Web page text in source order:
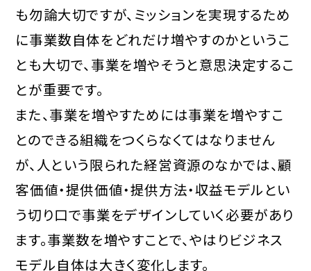
も勿論大切ですが、ミッションを実現するため
に事業数自体をどれだけ増やすのかというこ
とも大切で、事業を増やそうと意思決定するこ
とが重要です。
また、事業を増やすためには事業を増やすこ
とのできる組織をつくらなくてはなりません
が、人という限られた経営資源のなかでは、顧
客価値・提供価値・提供方法・収益モデルとい
う切り口で事業をデザインしていく必要があり
ます。事業数を増やすことで、やはりビジネス
モデル自体は大きく変化します。